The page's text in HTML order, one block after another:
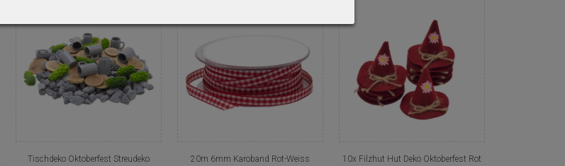
Tischdeko Oktoberfest Streudeko
20m 6mm Karoband Rot-Weiss
10x Filzhut Hut Deko Oktoberfest Rot